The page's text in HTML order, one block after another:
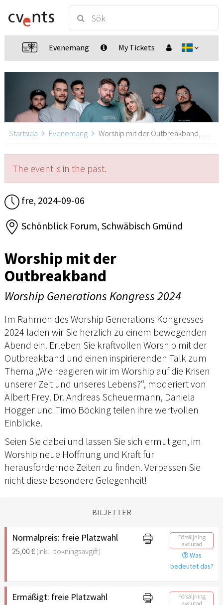
Evenemang My Tickets
Startsida Evenemang Worship mit der Outbreakband, Schwäbisch Gmünd
The event is in the past.
fre, 2024-09-06
Schönblick Forum, Schwäbisch Gmünd
Worship mit der
Outbreakband
Worship Generations Kongress 2024
Im Rahmen des Worship Generations Kongresses
2024 laden wir Sie herzlich zu einem bewegenden
Abend ein. Erleben Sie kraftvollen Worship mit der
Outbreakband und einen inspirierenden Talk zum
Thema „Wie reagieren wir im Worship auf die Krisen
unserer Zeit und unseres Lebens?“, moderiert von
Albert Frey. Dr. Andreas Scheuermann, Daniela
Hogger und Timo Böcking teilen ihre wertvollen
Einblicke.
Seien Sie dabei und lassen Sie sich ermutigen, im
Worship neue Hoffnung und Kraft für
herausfordernde Zeiten zu finden. Verpassen Sie
nicht diese besondere Gelegenheit!
BILJETTER
Normalpreis: freie Platzwahl
25,00 €(inkl. bokningsavgift)
Försäljning
avslutad
Was
bedeutet das?
Ermäßigt: freie Platzwahl
Försäljning
avslutad